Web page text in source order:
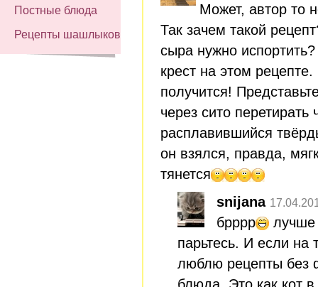
Постные блюда
Рецепты шашлыков
Может, автор то
Так зачем такой
сыра нужно
крест на этом
получится!
через сито перетирать
расплавившийся
он взялся, правда,
тянется
snijana
брррр
лучше
парьтесь. И если на
люблю рецепты без